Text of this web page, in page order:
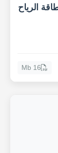
الرياح
16 Mb